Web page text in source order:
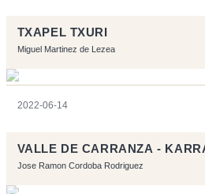
TXAPEL TXURI
Miguel Martinez de Lezea
2022-06-14
VALLE DE CARRANZA -
Jose Ramon Cordoba Rodriguez